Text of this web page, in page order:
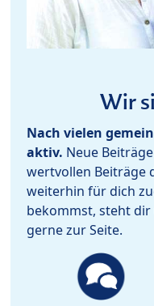
Wir
Nach vielen
aktiv. Neue
wertvollen Beiträge
weiterhin für dich
bekommst, steht
gerne zur Seite.